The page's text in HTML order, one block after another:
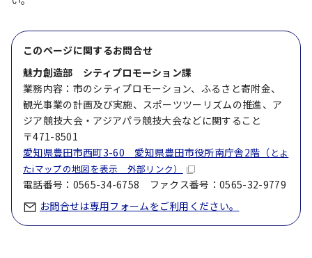
このページに関するお問合せ
魅力創造部 シティプロモーション課
業務内容：市のシティプロモーション、ふるさと寄附金、
観光事業の計画及び実施、スポーツツーリズムの推進、ア
ジア競技大会・アジアパラ競技大会などに関すること
〒471-8501
愛知県豊田市西町3-60 愛知県豊田市役所南庁舎2階（ とよ
たiマップの地図を表示 外部リンク）
電話番号：0565-34-6758 ファクス番号：0565-32-9779
お問合せは専用フォームをご利用ください。